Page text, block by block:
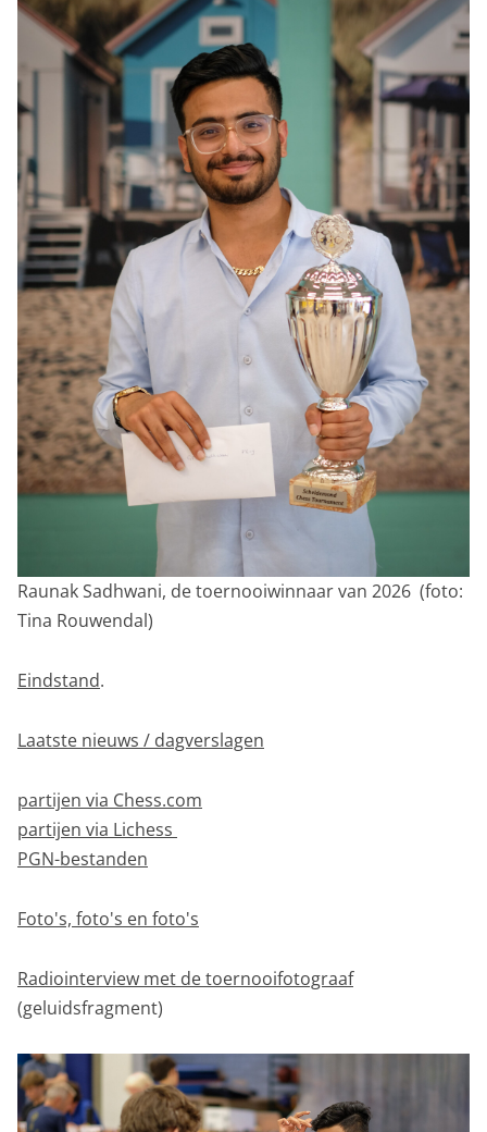
Raunak Sadhwani, de toernooiwinnaar van 2026 (foto:
Tina Rouwendal)
Eindstand.
Laatste nieuws / dagverslagen
partijen via Chess.com
partijen via Lichess
PGN-bestanden
Foto's, foto's en foto's
Radiointerview met de toernooifotograaf
(geluidsfragment)